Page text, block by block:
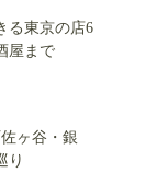
る東京の店6
屋まで
ヶ谷・銀
り